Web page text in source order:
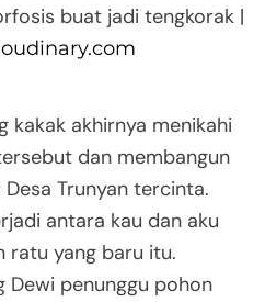
buat jadi tengkorak |
kakak akhirnya menikahi
dan membangun
Trunyan tercinta.
antara kau dan aku
ratu yang baru itu.
Dewi penunggu pohon